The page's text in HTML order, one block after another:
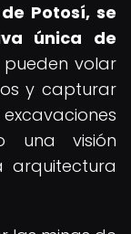
Potosí, se
única de
pueden volar
y capturar
una visión